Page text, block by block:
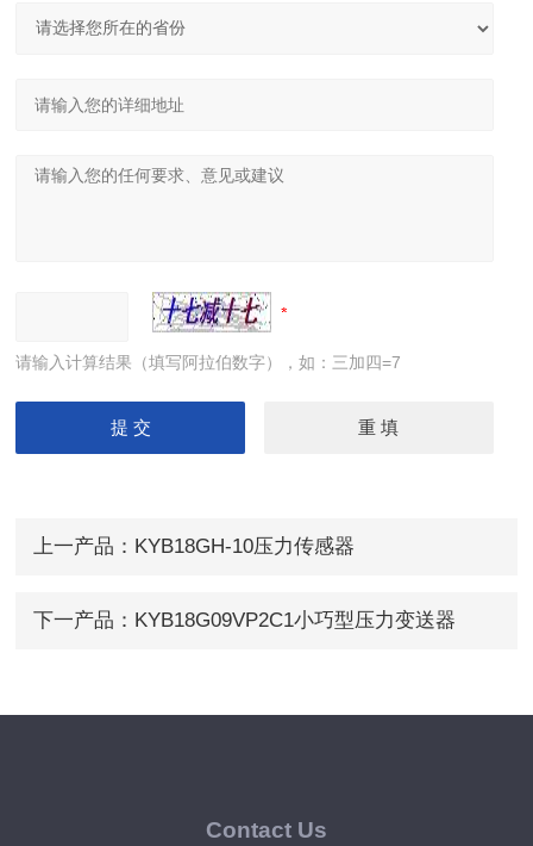
请输入计算结果（填写阿拉伯数字），如：三加四=7
上一产品： KYB18GH-10压力传感器
下一产品： KYB18G09VP2C1小巧型压力变送器
Contact Us